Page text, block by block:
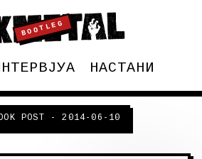
BOOTLEG
НАСТАНИ
POST - 2014-06-10